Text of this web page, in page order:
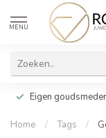
MENU
Eigen
Home / Tags /